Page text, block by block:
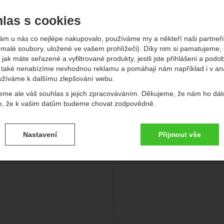
s cookies
u nás co nejlépe nakupovalo, používáme my a někteří naši partneři
soubory, uložené ve vašem prohlížeči). Díky nim si pamatujeme,
máte seřazené a vyfiltrované produkty, jestli jste přihlášeni a
nenabízíme nevhodnou reklamu a pomáhají nám například i v
k dalšímu zlepšování webu.
ale váš souhlas s jejich zpracováváním. Děkujeme, že nám ho
že k vašim datům budeme chovat zodpovědně.
souhlasů s kategoriemi cookies
- bez těchto cookies náš web nebude fungovat.
Nastavení Přijmout vše
typ jídla
Nejlevnější Nejdražší Od nejprodávanějších